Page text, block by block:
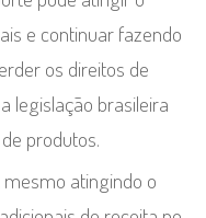
e continuar fazendo
os direitos de
legislação brasileira
produtos.
atingindo o